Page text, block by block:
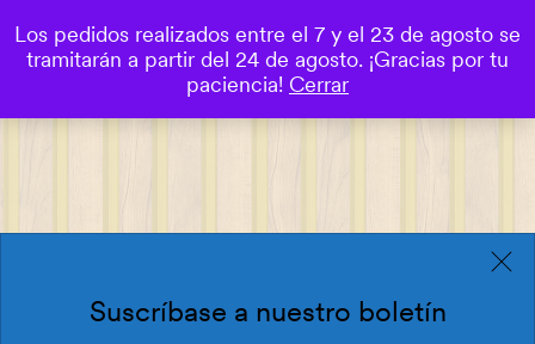
0
Suscríbase a nuestro boletín
Los pedidos realizados entre el 7 y el 23 de agosto se
tramitarán a partir del 24 de agosto. ¡Gracias por tu
paciencia! Cerrar